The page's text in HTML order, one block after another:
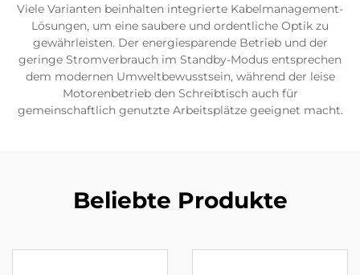
Viele Varianten beinhalten integrierte Kabelmanagement-
Lösungen, um eine saubere und ordentliche Optik zu
gewährleisten. Der energiesparende Betrieb und der
geringe Stromverbrauch im Standby-Modus entsprechen
dem modernen Umweltbewusstsein, während der leise
Motorenbetrieb den Schreibtisch auch für
gemeinschaftlich genutzte Arbeitsplätze geeignet macht.
Beliebte Produkte